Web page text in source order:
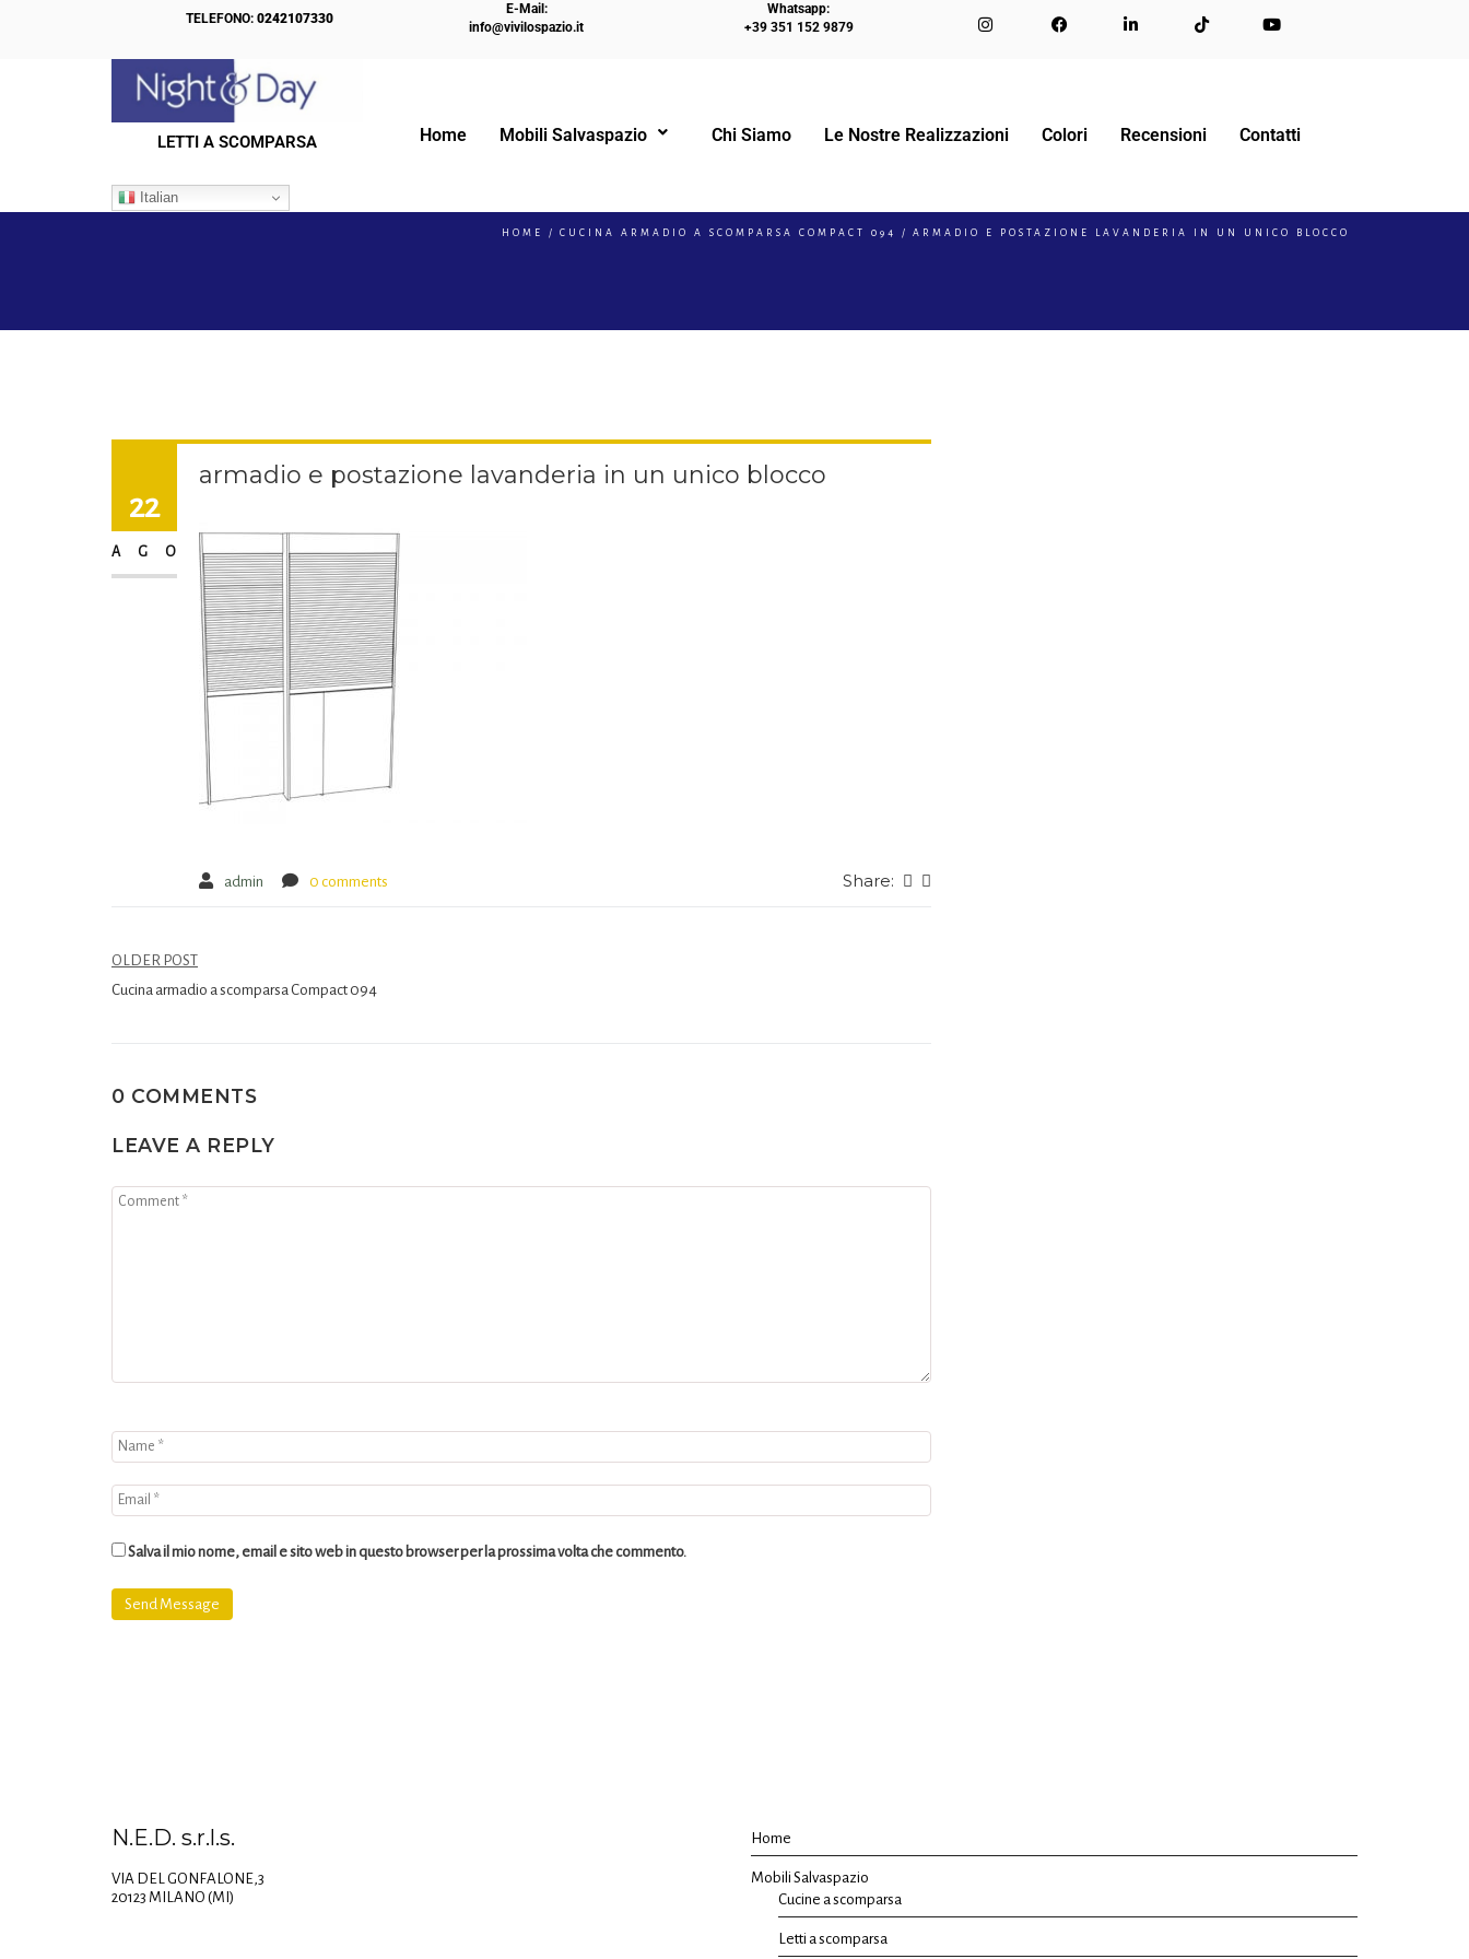
TELEFONO:0242107330
E-Mail:
info@vivilospazio.it
Whatsapp:
+39 351 152 9879
LETTI A SCOMPARSA
Italian
Home Mobili Salvaspazio Chi Siamo Le Nostre Realizzazioni Colori Recensioni Contatti
IL NOSTRO BLOG!
HOME CUCINA ARMADIO A SCOMPARSA COMPACT 094 ARMADIO E POSTAZIONE LAVANDERIA IN UN UNICO BLOCCO
22
AGO
armadio e postazione lavanderia in un unico blocco
admin 0 comments Share:
OLDER POST
Cucina armadio a scomparsa Compact 094
0 COMMENTS
LEAVE A REPLY
Salva il mio nome, email e sito web in questo browser per la prossima volta che commento.
N.E.D. s.r.l.s.
VIA DEL GONFALONE,3
20123 MILANO (MI)
Home
Mobili Salvaspazio
Cucine a scomparsa
Letti a scomparsa